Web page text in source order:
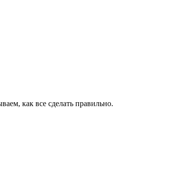
как все сделать правильно.